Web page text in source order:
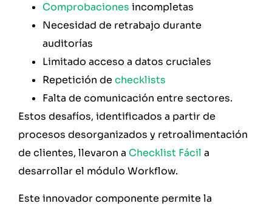
Comprobaciones incompletas
Necesidad de retrabajo durante
auditorías
Limitado acceso a datos cruciales
Repetición de checklists
Falta de comunicación entre sectores.
Estos desafíos, identificados a partir de
procesos desorganizados y retroalimentación
de clientes, llevaron a Checklist Fácil a
desarrollar el módulo Workflow.
Este innovador componente permite la